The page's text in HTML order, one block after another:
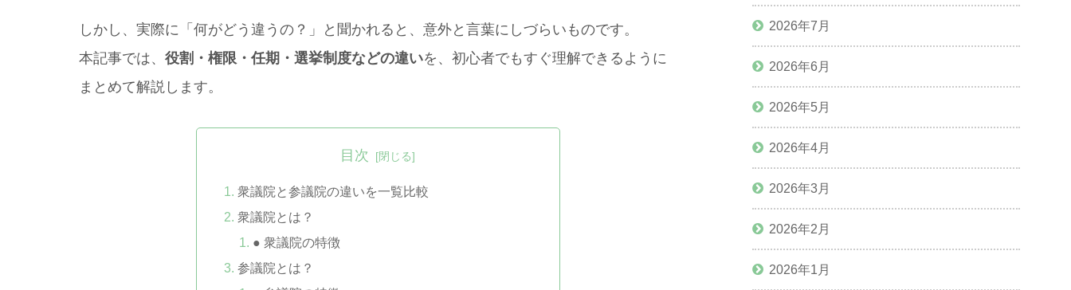
しかし、実際に「何がどう違うの？」と聞かれると、意外と言葉にしづらいものです。
本記事では、 役割・権限・任期・選挙制度などの違いを、初心者でもすぐ理解できるように
まとめて解説します。
目次
衆議院と参議院の違いを一覧比較
衆議院とは？
● 衆議院の特徴
参議院とは？
2026年7月
2026年6月
2026年5月
2026年4月
2026年3月
2026年2月
2026年1月